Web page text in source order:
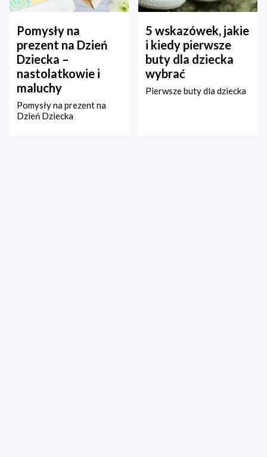
Pomysły na
prezent na Dzień
Dziecka –
nastolatkowie i
maluchy
Pomysły na prezent na
Dzień Dziecka
5 wskazówek, jakie
i kiedy pierwsze
buty dla dziecka
wybrać
Pierwsze buty dla dziecka